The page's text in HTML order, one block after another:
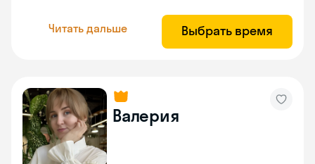
Читать дальше Выбрать время
Валерия